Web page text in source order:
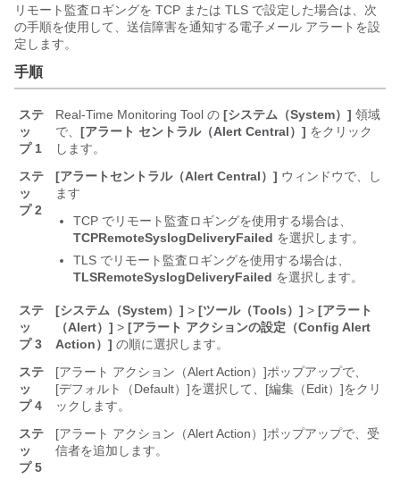
リモート監査ロギングを TCP または TLS で設定した場合は、次
の手順を使用して、送信障害を通知する電子メール アラートを設
定します。
手順
ステ
ッ
プ 1
Real-Time Monitoring Tool の [システム（System）] 領域
で、 [アラート セントラル（Alert Central）] をクリック
します。
ステ
ッ
プ 2
[アラートセントラル（Alert Central）] ウィンドウで、し
ます
TCP でリモート監査ロギングを使用する場合は、
TCPRemoteSyslogDeliveryFailed を選択します。
TLS でリモート監査ロギングを使用する場合は、
TLSRemoteSyslogDeliveryFailed を選択します。
ステ
ッ
プ 3
[システム（System）] > [ツール（Tools）] > [アラート
（Alert）] > [アラート アクションの設定（Config Alert
Action）] の順に選択します。
ステ
ッ
プ 4
[アラート アクション（Alert Action）]ポップアップで、
[デフォルト（Default）]を選択して、[編集（Edit）]をクリ
ックします。
ステ
ッ
プ 5
[アラート アクション（Alert Action）]ポップアップで、受
信者を追加 します。